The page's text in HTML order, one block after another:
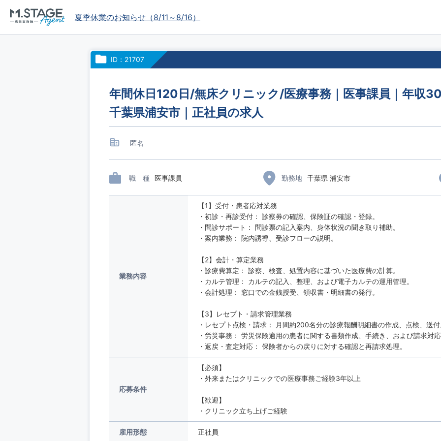
夏季休業のお知らせ（8/11～8/16）
ID：21707
年間休日120日/無床クリニック/医療事務｜医事課員｜年収
千葉県浦安市｜正社員の求人
匿名
職 種 医事課員 勤務地 千葉県 浦安市
業務内容
【1】受付・患者応対業務
・初診・再診受付： 診察券の確認、保険証の確認・登録。
・問診サポート： 問診票の記入案内、身体状況の聞き取り補助。
・案内業務： 院内誘導、受診フローの説明。
【2】会計・算定業務
・診療費算定： 診察、検査、処置内容に基づいた医療費の計算。
・カルテ管理： カルテの記入、整理、および電子カルテの運用管理。
・会計処理： 窓口での金銭授受、領収書・明細書の発行。
【3】レセプト・請求管理業務
・レセプト点検・請求： 月間約200名分の診療報酬明細書の作成、点検、送
・労災事務： 労災保険適用の患者に関する書類作成、手続き、および請求対
・返戻・査定対応： 保険者からの戻りに対する確認と再請求処理。
応募条件
【必須】
・外来またはクリニックでの医療事務ご経験3年以上
【歓迎】
・クリニック立ち上げご経験
雇用形態 正社員